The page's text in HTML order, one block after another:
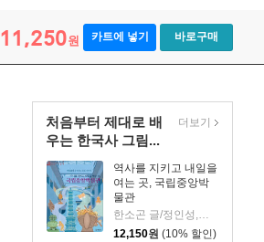
11,250원 카트에 넣기 바로구매
처음부터 제대로 배
우는 한국사 그림...
역사를 지키고 내일을
여는 곳, 국립중앙박
물관
한소곤 글/정인성,천복주 그림
12,150원 (10% 할인)
더보기